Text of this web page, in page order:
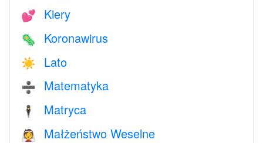
💕 Kiery
🦠 Koronawirus
☀️ Lato
➗ Matematyka
🕴️ Matryca
👰 Małżeństwo Weselne